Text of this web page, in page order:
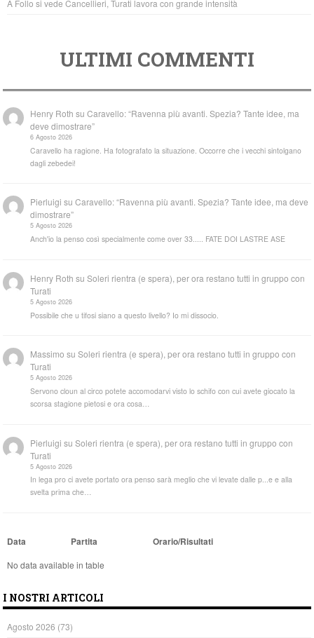
A Follo si vede Cancellieri, Turati lavora con grande intensità
ULTIMI COMMENTI
Henry Roth suCaravello: “Ravenna più avanti. Spezia? Tante idee, ma
deve dimostrare”
6 Agosto 2026
Caravello ha ragione. Ha fotografato la situazione. Occorre che i vecchi sintolgano
dagli zebedei!
Pierluigi suCaravello: “Ravenna più avanti. Spezia? Tante idee, ma deve
dimostrare”
5 Agosto 2026
Anch'io la penso così specialmente come over 33..... FATE DOI LASTRE ASE
Henry Roth suSoleri rientra (e spera), per ora restano tutti in gruppo con
Turati
5 Agosto 2026
Possibile che u tifosi siano a questo livello? Io mi dissocio.
Massimo suSoleri rientra (e spera), per ora restano tutti in gruppo con
Turati
5 Agosto 2026
Servono cloun al circo potete accomodarvi visto lo schifo con cui avete giocato la
scorsa stagione pietosi e ora cosa…
Pierluigi suSoleri rientra (e spera), per ora restano tutti in gruppo con
Turati
5 Agosto 2026
In lega pro ci avete portato ora penso sarà meglio che vi levate dalle p...e e alla
svelta prima che…
Data Partita Orario/Risultati
No data available in table
I NOSTRI ARTICOLI
Agosto 2026 (73)